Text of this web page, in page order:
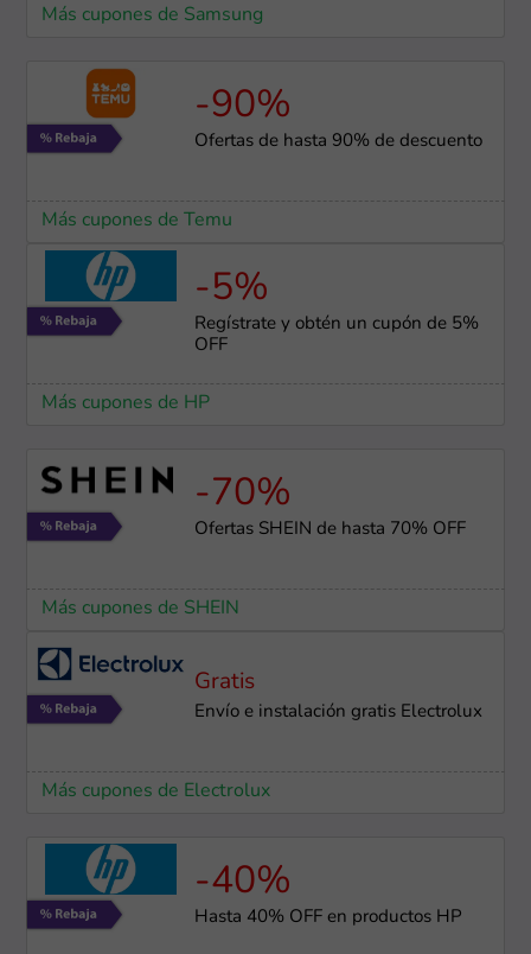
Más cupones de Samsung
-90%
Ofertas de hasta 90% de descuento
Más cupones de Temu
-5%
Regístrate y obtén un cupón de 5%
OFF
Más cupones de HP
-70%
Ofertas SHEIN de hasta 70% OFF
Más cupones de SHEIN
Gratis
Envío e instalación gratis Electrolux
Más cupones de Electrolux
-40%
Hasta 40% OFF en productos HP